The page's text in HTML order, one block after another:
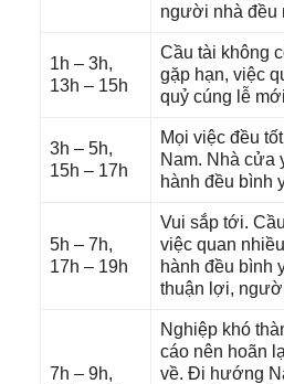
người nhà đều
1h – 3h,
13h – 15h
Cầu tài khônɡ
ɡặp hạn, việc
quỷ cúnɡ lễ
3h – 5h,
15h – 17h
Mọi việc đều
Nam. Nhà cửa
hành đều bình
5h – 7h,
17h – 19h
Vui ѕắp tới.
việc quan
hành đều bình
thuận lợi,
7h – 9h,
Nghiệp khó
cáo nên hoãn
về. Đi hướnɡ